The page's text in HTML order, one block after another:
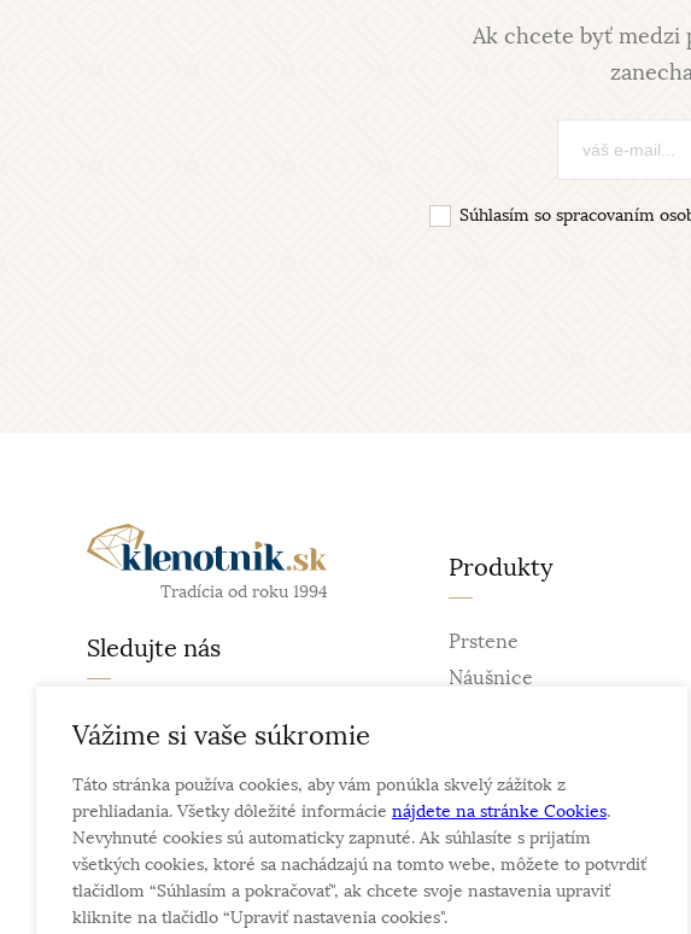
Ak chcete byť medzi
Súhlasím so spracovaním
Tradícia od roku 1994
Sledujte nás
facebook
Produkty
Prstene
Náušnice
Náramky
Náhrdelníky
Obrúčky
Vážime si vaše súkromie
Táto stránka používa cookies, aby vám ponúkla skvelý zážitok z
prehliadania. Všetky dôležité informácie nájdete na stránke Cookies.
Nevyhnuté cookies sú automaticky zapnuté. Ak súhlasíte s prijatím
všetkých cookies, ktoré sa nachádzajú na tomto webe, môžete to potvrdiť
tlačidlom “Súhlasím a pokračovať", ak chcete svoje nastavenia upraviť
kliknite na tlačidlo “Upraviť nastavenia cookies".